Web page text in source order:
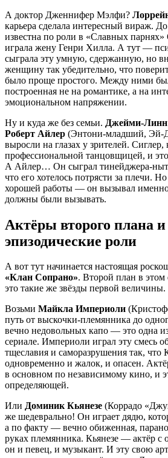
А доктор Дженнифер Мэлфи?
карьера сделала интересный вираж.
известна по роли в «Славных
играла жену Генри Хилла. А тут —
сыграла эту умную, сдержанную, но
женщину так убедительно, что
было проще простого. Между ними
построенная не на романтике, а на
эмоциональном напряжении.
Ну и куда же без семьи. Джейми-Линн
Роберт Айлер (Энтони-младший, Эй-
выросли на глазах у зрителей. Сиглер,
профессиональной танцовщицей, и
А Айлер… Он сыграл тинейджера-
что его хотелось потрясти за плечи.
хорошей работы — он вызывал
должны были вызывать.
Актёры второго плана
эпизодические роли
А вот тут начинается настоящая
«Клан Сопрано». Второй план в
это такие же звёзды первой величины.
Возьми Майкла Империоли
путь от выскочки-племянника до
вечно недовольных капо — это одна
сериале. Империоли играл эту смесь
тщеславия и саморазрушения так, что
одновременно и жалок, и опасен.
в основном по независимому кино, и
определяющей.
Или Доминик Кьянезе (Коррадо
же шедеврально! Он играет дядю,
а по факту — вечно обиженная,
руках племянника. Кьянезе — актёр с
он и певец, и музыкант. И эту свою